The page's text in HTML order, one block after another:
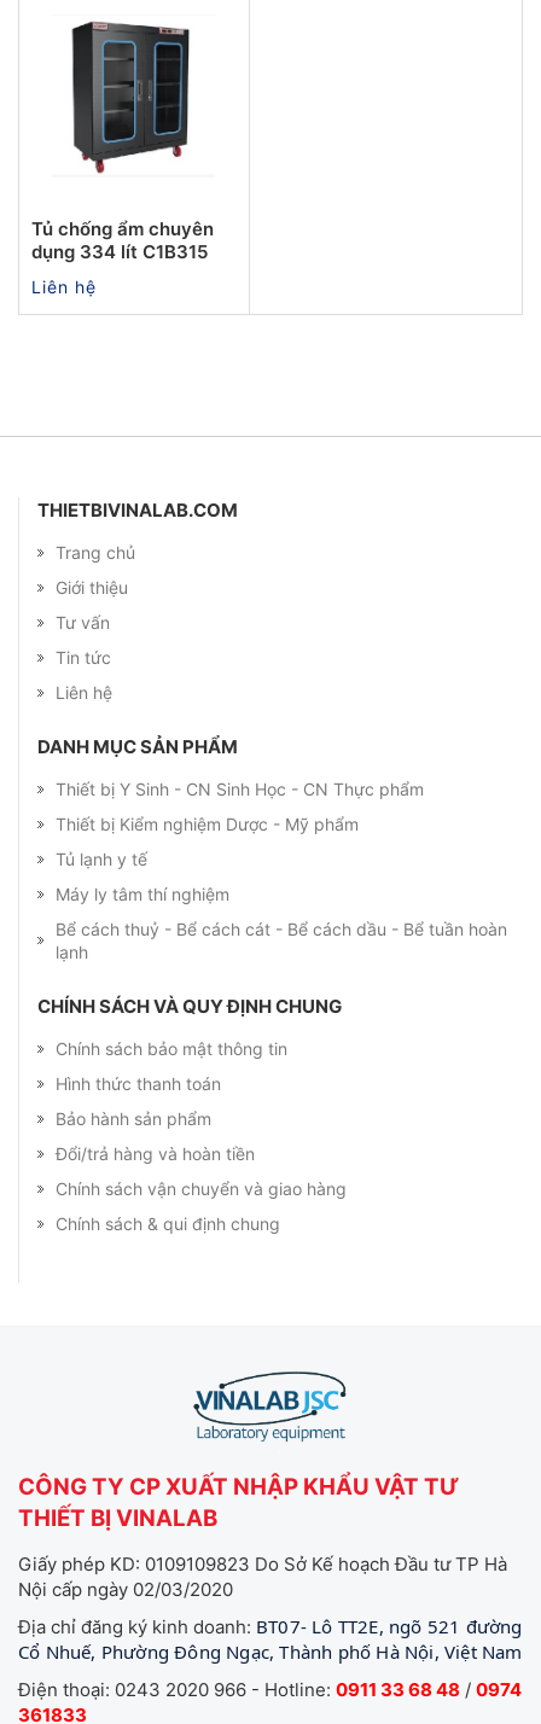
Tủ chống ẩm chuyên
dụng 334 lít C1B315
Liên hệ
THIETBIVINALAB.COM
Trang chủ
Giới thiệu
Tư vấn
Tin tức
Liên hệ
DANH MỤC SẢN PHẨM
Thiết bị Y Sinh - CN Sinh Học - CN Thực phẩm
Thiết bị Kiểm nghiệm Dược - Mỹ phẩm
Tủ lạnh y tế
Máy ly tâm thí nghiệm
Bể cách thuỷ - Bể cách cát - Bể cách dầu - Bể tuần hoàn
lạnh
CHÍNH SÁCH VÀ QUY ĐỊNH CHUNG
Chính sách bảo mật thông tin
Hình thức thanh toán
Bảo hành sản phẩm
Đổi/trả hàng và hoàn tiền
Chính sách vận chuyển và giao hàng
Chính sách & qui định chung
CÔNG TY CP XUẤT NHẬP KHẨU VẬT TƯ
THIẾT BỊ VINALAB
Giấy phép KD: 0109109823 Do Sở Kế hoạch Đầu tư TP Hà
Nội cấp ngày 02/03/2020
Địa chỉ đăng ký kinh doanh: BT07- Lô TT2E, ngõ 521 đường
Cổ Nhuế, Phường Đông Ngạc, Thành phố Hà Nội, Việt Nam
Điện thoại: 0243 2020 966 - Hotline: 0911 33 68 48 / 0974
361833